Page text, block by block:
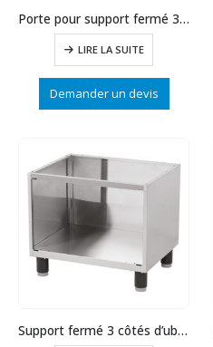
Porte pour support fermé 3 côtés gauche
LIRE LA SUITE
Demander un devis
Support fermé 3 côtés d’uble long.660